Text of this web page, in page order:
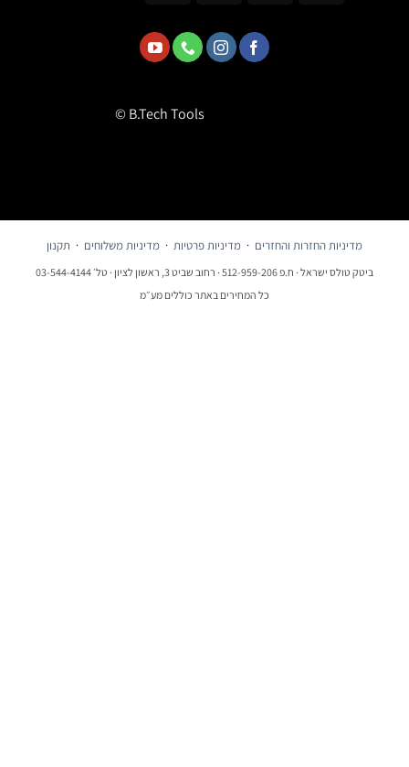
© B.Tech Tools
מדיניות החזרות והחזרים ·מדיניות פרטיות·מדיניות משלוחים·תקנון
ביטק טולס ישראל · ח.פ 512-959-206 · רחוב שביט 3, ראשון לציון · טל׳ 03-544-4144
כל המחירים באתר כוללים מע״מ